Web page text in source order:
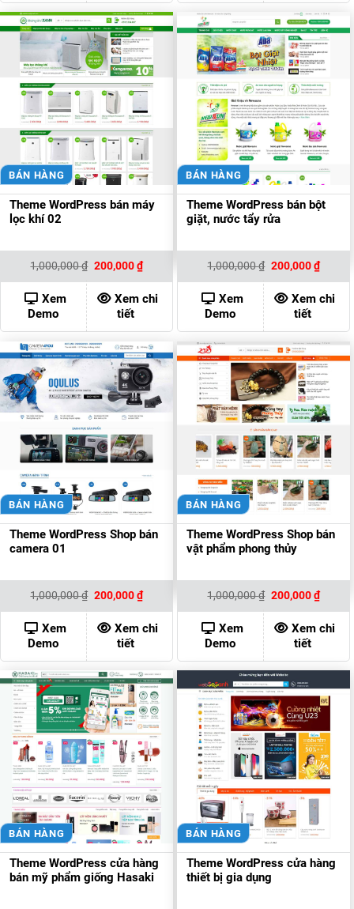
BÁN HÀNG
Theme WordPress bán máy
lọc khí 02
1,000,000₫ Giá
là:
1,000,000 ₫.
200,000₫Giá
hiện
tại
là:
200,000 ₫.
Xem
Demo
Xem chi
tiết
BÁN HÀNG
Theme WordPress bán bột
giặt, nước tẩy rửa
1,000,000₫ Giá
là:
1,000,000 ₫.
200,000₫Giá
hiện
tại
là:
Xem
Demo
Xem chi
tiết
BÁN HÀNG
Theme WordPress Shop bán
camera 01
1,000,000₫ Giá
gốc
là:
1,000,000 ₫.
200,000₫Giá
hiện
tại
là:
200,000 ₫.
Xem
Demo
Xem chi
tiết
BÁN HÀNG
Theme WordPress Shop bán
vật phẩm phong thủy
1,000,000₫ Giá
gốc
là:
1,000,000 ₫.
200,000₫Giá
hiện
tại
là:
Xem
Demo
Xem chi
tiết
BÁN HÀNG
Theme WordPress cửa hàng
bán mỹ phẩm giống Hasaki
BÁN HÀNG
Theme WordPress cửa hàng
thiết bị gia dụng